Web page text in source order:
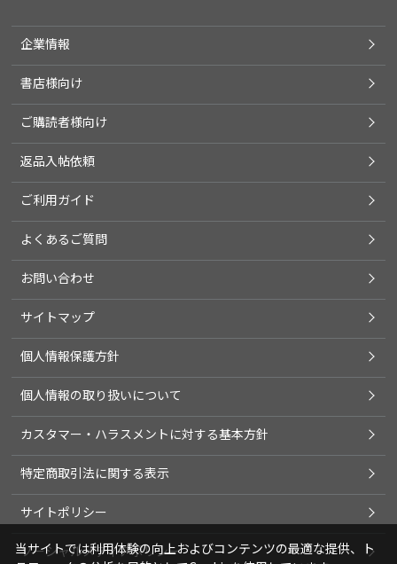
企業情報
書店様向け
ご購読者様向け
返品入帖依頼
ご利用ガイド
よくあるご質問
お問い合わせ
サイトマップ
個人情報保護方針
個人情報の取り扱いについて
カスタマー・ハラスメントに対する基本方針
特定商取引法に関する表示
サイトポリシー
ソーシャルメディアポリシー
当サイトでは利用体験の向上およびコンテンツの最適な提供、ト